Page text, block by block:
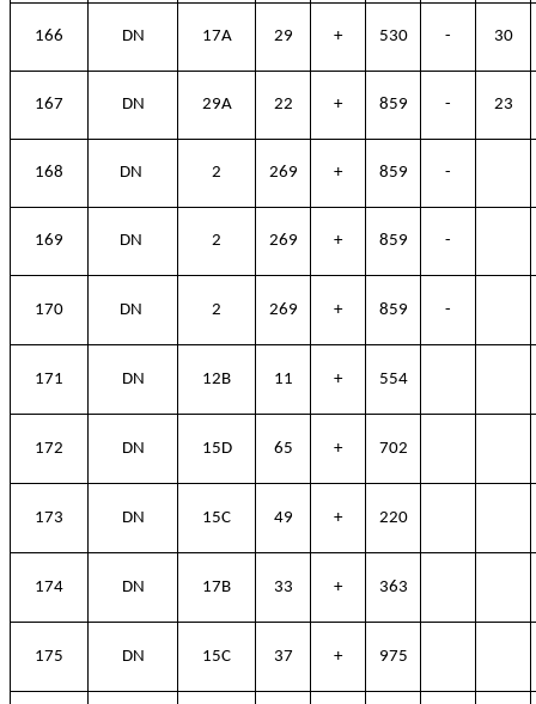
166 DN 17A 29 + 530 - 30
167 DN 29A 22 + 859 - 23
168 DN 2 269 + 859 -
169 DN 2 269 + 859 -
170 DN 2 269 + 859 -
171 DN 12B 11 + 554
172 DN 15D 65 + 702
173 DN 15C 49 + 220
174 DN 17B 33 + 363
175 DN 15C 37 + 975